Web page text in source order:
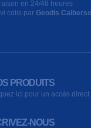
en 24/48 heures
colis par Geodis
PRODUITS
ici pour un accès direct
NOUS